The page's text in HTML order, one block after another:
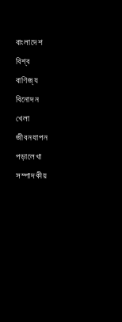
বাংলাদেশ
বিশ্ব
বাণিজ্য
বিনোদন
খেলা
জীবনযাপন
পড়ালেখা
সম্পাদকীয়